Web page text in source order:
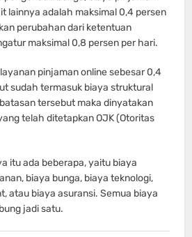
lainnya adalah maksimal 0,4 persen
perubahan dari ketentuan
maksimal 0,8 persen per hari.
pinjaman online sebesar 0,4
sudah termasuk biaya struktural
tersebut maka dinyatakan
telah ditetapkan OJK (Otoritas
itu ada beberapa, yaitu biaya
biaya bunga, biaya teknologi,
atau biaya asuransi. Semua biaya
jadi satu.